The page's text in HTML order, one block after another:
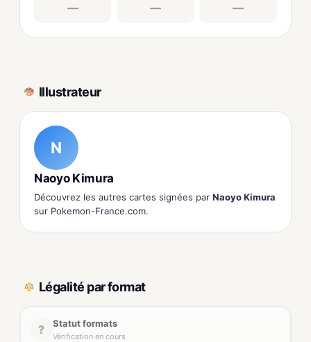
— — —
Illustrateur
N
Naoyo Kimura
Découvrez les autres cartes signées par Naoyo Kimura
sur Pokemon-France.com.
Légalité par format
? Statut formats
Vérification en cours